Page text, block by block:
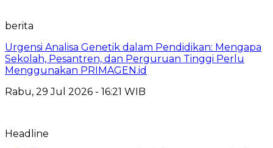
berita
Urgensi Analisa Genetik dalam Pendidikan: Mengapa
Sekolah, Pesantren, dan Perguruan Tinggi Perlu
Menggunakan PRIMAGEN.id
Rabu, 29 Jul 2026 - 16:21 WIB
Headline